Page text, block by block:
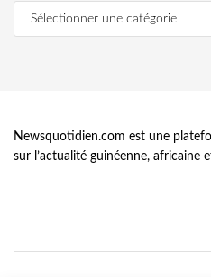
Newsquotidien.com est une
sur l’actualité guinéenne, africaine